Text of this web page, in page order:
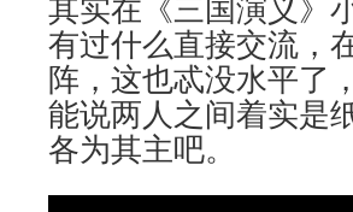
其实在《三国演义》
有过什么直接交流，
阵，这也忒没水平了
能说两人之间着实是
各为其主吧。